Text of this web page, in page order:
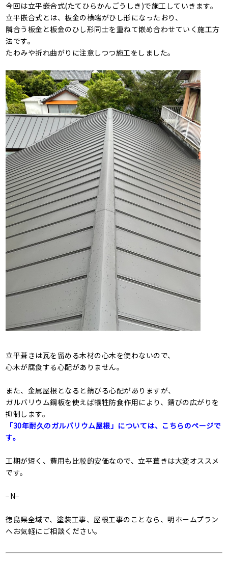
今回は立平嵌合式(たてひらかんごうしき)で施工していきます。
立平嵌合式とは、板金の横端がひし形になったおり、
隣合う板金と板金のひし形同士を重ねて嵌め合わせていく施工方
法です。
たわみや折れ曲がりに注意しつつ施工をしました。
立平葺きは瓦を留める木材の心木を使わないので、
心木が腐食する心配がありません。
また、金属屋根となると錆びる心配がありますが、
ガルバリウム鋼板を使えば犠牲防食作用により、錆びの広がりを
抑制します。
「30年耐久のガルバリウム屋根」については、こちらのページで
す。
工期が短く、費用も比較的安価なので、立平葺きは大変オススメ
です。
−N−
徳島県全域で、塗装工事、屋根工事のことなら、明ホームプラン
へお気軽にご相談ください。